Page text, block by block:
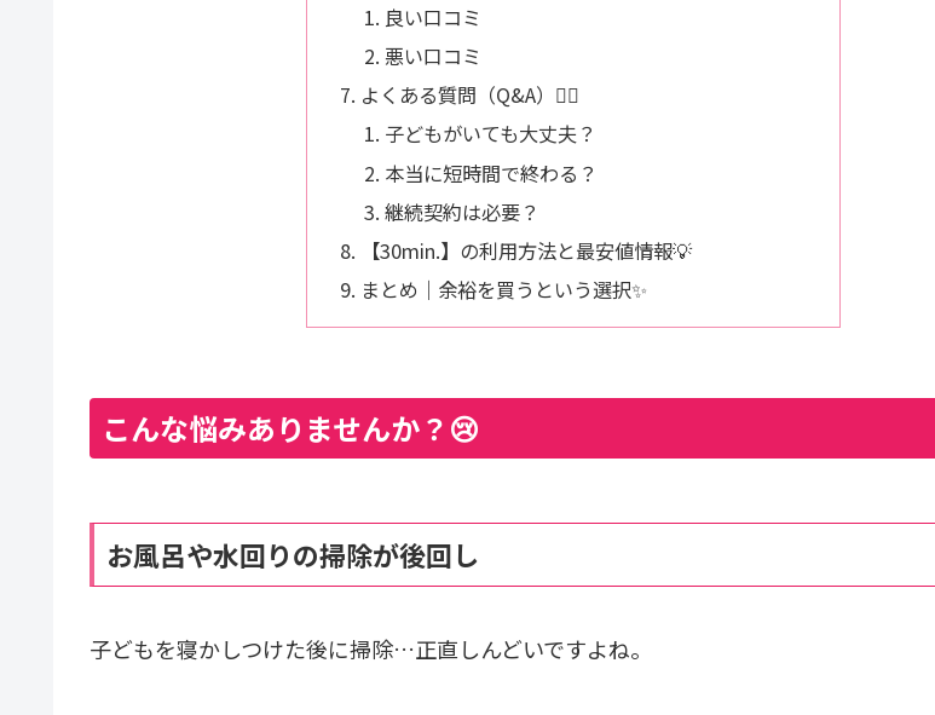
良い口コミ
悪い口コミ
よくある質問（Q&A）🙋‍♀️
子どもがいても大丈夫？
本当に短時間で終わる？
継続契約は必要？
【30min.】の利用方法と最安値情報💡
まとめ｜余裕を買うという選択✨
こんな悩みありませんか？😢
お風呂や水回りの掃除が後回し
子どもを寝かしつけた後に掃除…正直しんどいですよね。